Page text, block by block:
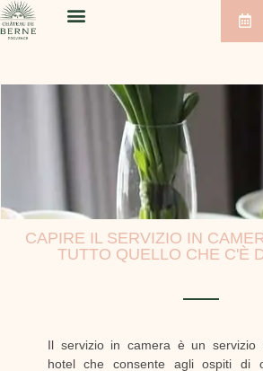
CAPIRE IL SERVIZIO IN
TUTTO QUELLO CHE C'È
Il servizio in camera è un servizio
hotel che consente agli ospiti di